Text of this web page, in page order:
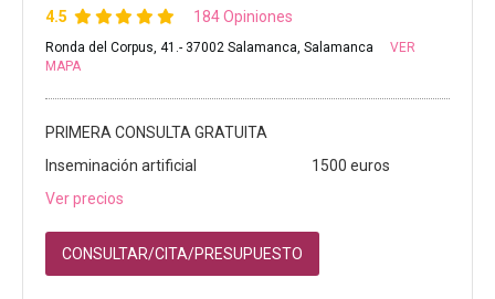
4.5 184 Opiniones
Ronda del Corpus, 41.- 37002 Salamanca, Salamanca
VER
MAPA
PRIMERA CONSULTA GRATUITA
Inseminación artificial
1500 euros
Ver precios
CONSULTAR/CITA/PRESUPUESTO